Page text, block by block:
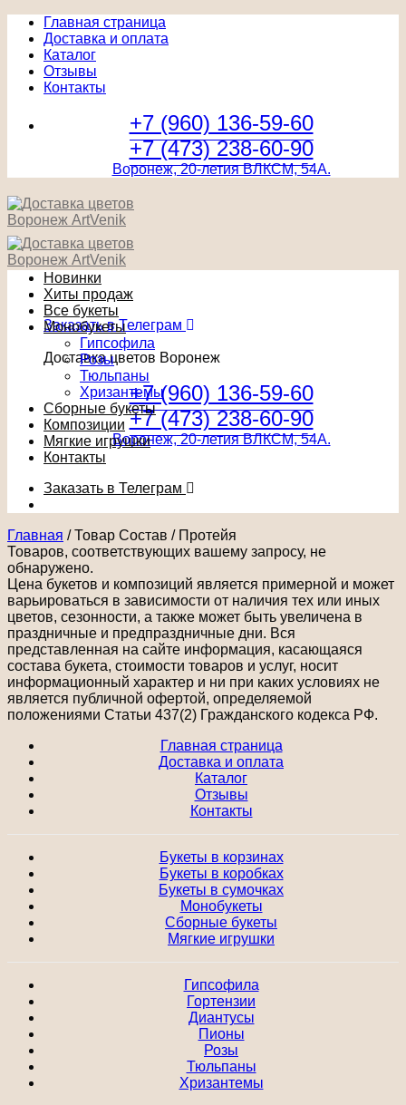
Главная страница
Доставка и оплата
Каталог
Отзывы
Контакты
+7 (960) 136-59-60
+7 (473) 238-60-90
Воронеж, 20-летия ВЛКСМ, 54А.
Заказать в Телеграм
Доставка цветов Воронеж
+7 (960) 136-59-60
+7 (473) 238-60-90
Воронеж, 20-летия ВЛКСМ, 54А.
Новинки
Хиты продаж
Все букеты
Монобукеты
Гипсофила
Розы
Тюльпаны
Хризантемы
Сборные букеты
Композиции
Мягкие игрушки
Контакты
Заказать в Телеграм
Главная /Товар Состав /Протейя
Товаров, соответствующих вашему запросу, не
обнаружено.
Цена букетов и композиций является примерной и может
варьироваться в зависимости от наличия тех или иных
цветов, сезонности, а также может быть увеличена в
праздничные и предпраздничные дни. Вся
представленная на сайте информация, касающаяся
состава букета, стоимости товаров и услуг, носит
информационный характер и ни при каких условиях не
является публичной офертой, определяемой
положениями Статьи 437(2) Гражданского кодекса РФ.
Главная страница
Доставка и оплата
Каталог
Отзывы
Контакты
Букеты в корзинах
Букеты в коробках
Букеты в сумочках
Монобукеты
Сборные букеты
Мягкие игрушки
Гипсофила
Гортензии
Диантусы
Пионы
Розы
Тюльпаны
Хризантемы